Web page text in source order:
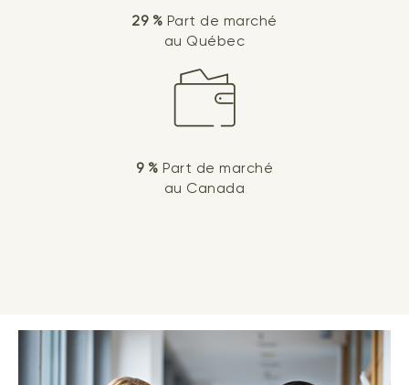
29 % Part de marché
au Québec
9 % Part de marché
au Canada